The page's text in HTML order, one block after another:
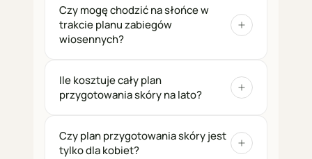
Czy mogę chodzić na słońce w
trakcie planu zabiegów
wiosennych?
Ile kosztuje cały plan
przygotowania skóry na lato?
Czy plan przygotowania skóry jest
tylko dla kobiet?